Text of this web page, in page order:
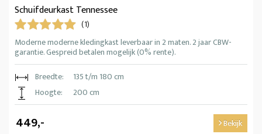
Schuifdeurkast Tennessee
(1)
Moderne moderne kledingkast leverbaar in 2 maten. 2 jaar CBW-
garantie. Gespreid betalen mogelijk (0% rente).
Breedte:
135 t/m 180 cm
Hoogte:
200 cm
449,- Bekijk